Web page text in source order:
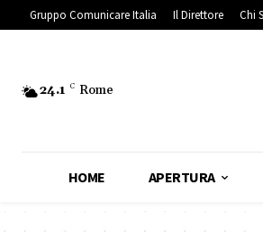
Gruppo Comunicare Italia Il Direttore Chi
24.1 C Rome
HOME APERTURA